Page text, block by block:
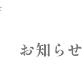
お知らせ